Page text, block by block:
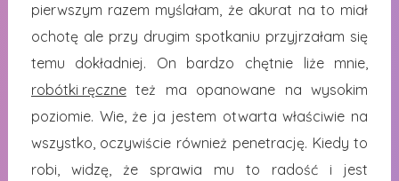
pierwszym razem myślałam, że akurat na to miał
ochotę ale przy drugim spotkaniu przyjrzałam się
temu dokładniej. On bardzo chętnie liże mnie,
robótki ręczneteż ma opanowane na wysokim
poziomie. Wie, że ja jestem otwarta właściwie na
wszystko, oczywiście również penetrację. Kiedy to
robi, widzę, że sprawia mu to radość i jest